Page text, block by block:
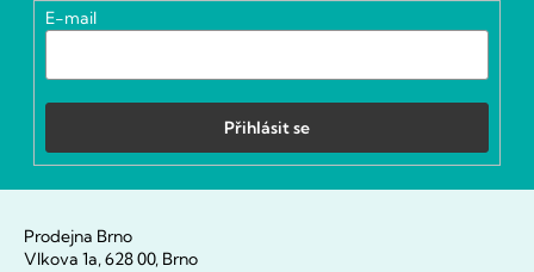
E-mail
Přihlásit se
Prodejna Brno
Vlkova 1a, 628 00, Brno